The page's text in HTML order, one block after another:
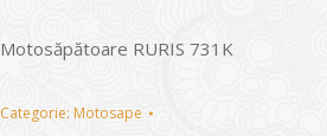
Motosăpătoare RURIS 731K
Categorie: Motosape